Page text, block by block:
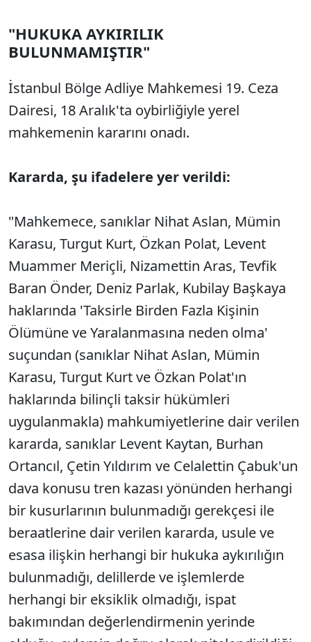
"HUKUKA AYKIRILIK
BULUNMAMIŞTIR"
İstanbul Bölge Adliye Mahkemesi 19. Ceza
Dairesi, 18 Aralık'ta oybirliğiyle yerel
mahkemenin kararını onadı.
Kararda, şu ifadelere yer verildi:
"Mahkemece, sanıklar Nihat Aslan, Mümin
Karasu, Turgut Kurt, Özkan Polat, Levent
Muammer Meriçli, Nizamettin Aras, Tevfik
Baran Önder, Deniz Parlak, Kubilay Başkaya
haklarında 'Taksirle Birden Fazla Kişinin
Ölümüne ve Yaralanmasına neden olma'
suçundan (sanıklar Nihat Aslan, Mümin
Karasu, Turgut Kurt ve Özkan Polat'ın
haklarında bilinçli taksir hükümleri
uygulanmakla) mahkumiyetlerine dair verilen
kararda, sanıklar Levent Kaytan, Burhan
Ortancıl, Çetin Yıldırım ve Celalettin Çabuk'un
dava konusu tren kazası yönünden herhangi
bir kusurlarının bulunmadığı gerekçesi ile
beraatlerine dair verilen kararda, usule ve
esasa ilişkin herhangi bir hukuka aykırılığın
bulunmadığı, delillerde ve işlemlerde
herhangi bir eksiklik olmadığı, ispat
bakımından değerlendirmenin yerinde